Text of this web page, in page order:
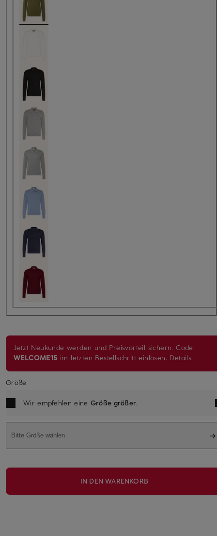
Jetzt Neukunde werden und Preisvorteil sichern. Code
WELCOME15 im letzten Bestellschritt einlösen. Details
Größe
Wir empfehlen eine Größe größer.
Bitte Größe wählen
IN DEN WARENKORB